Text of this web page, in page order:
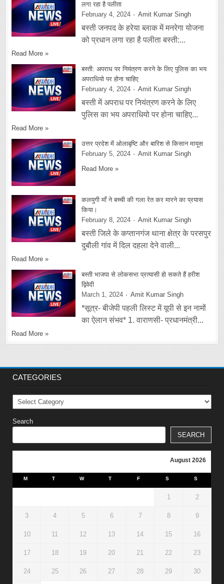
लगा रहा है पलीता
February 4, 2024
Amit Kumar Singh
बस्ती जनपद के हरेया ब्लाक में मनरेगा योजना
को प्रधान लगा रहा है पलीता बस्ती:...
Read More »
बस्ती: अपराध पर नियंत्रण करने के लिए पुलिस का भय
अपराधियो पर होना चाहिए
February 4, 2024
Amit Kumar Singh
बस्ती में अपराध पर नियंत्रण करने के लिए
पुलिस का भय अपराधियो पर होना चाहिए...
Read More »
उत्तर प्रदेश में ओलाबृष्टि और बारिश से किसान मायूस
February 5, 2024
Amit Kumar Singh
Read More »
कलयुगी माँ ने बच्ची की गला रेत कर मारने का प्रयास
किया।
February 8, 2024
Amit Kumar Singh
बस्ती जिले के कप्तानगंज थाना क्षेत्र के परसपुर
दुबौली गांव में दिल दहला देने वाली...
Read More »
बस्ती भाजपा से लोकसभा प्रत्यासी हो सकते हैं हरीश
द्विवेदी
March 1, 2024
Amit Kumar Singh
*सूत्र- बीजेपी पहली लिस्ट में यूपी से इन नामों
का ऐलान संभव* 1. वाराणसी- प्रधानमंत्री...
Read More »
CATEGORIES
Categories
Search
SEARCH
August 2026
M T W T F S S
1 2
3 4 5 6 7 8 9
10 11 12 13 14 15 16
17 18 19 20 21 22 23
24 25 26 27 28 29 30